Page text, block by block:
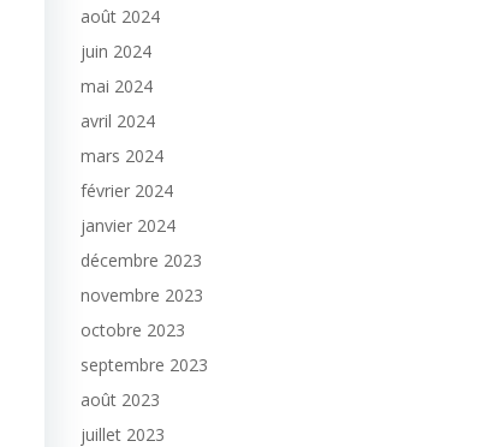
août 2024
juin 2024
mai 2024
avril 2024
mars 2024
février 2024
janvier 2024
décembre 2023
novembre 2023
octobre 2023
septembre 2023
août 2023
juillet 2023